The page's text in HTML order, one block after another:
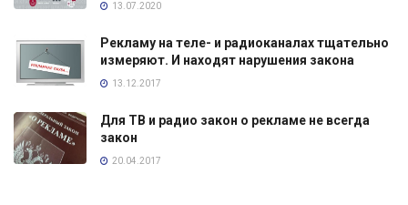
13.07.2020
Рекламу на теле- и радиоканалах тщательно
измеряют. И находят нарушения закона
13.12.2017
Для ТВ и радио закон о рекламе не всегда
закон
20.04.2017